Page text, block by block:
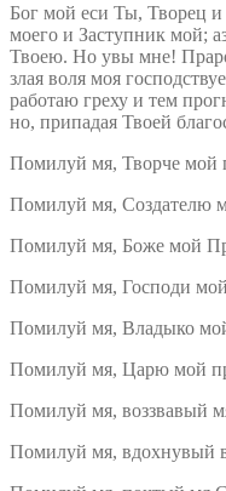
Бог мой еси Ты, Творец
моего и Заступник мой;
Твоею. Но увы мне!
злая воля моя
работаю греху и тем
но, припадая Твоей
Помилуй мя, Творче мой
Помилуй мя, Создателю
Помилуй мя, Боже мой
Помилуй мя, Господи
Помилуй мя, Владыко
Помилуй мя, Царю мой
Помилуй мя, воззвавый
Помилуй мя, вдохнувый в